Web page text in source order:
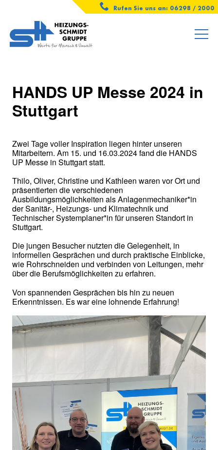
Rufen Sie uns an: 06298 / 2000
HANDS UP Messe 2024 in
Stuttgart
Zwei Tage voller Inspiration liegen hinter unseren
Mitarbeitern. Am 15. und 16.03.2024 fand die HANDS
UP Messe in Stuttgart statt.
Thilo, Oliver, Christine und Kathleen waren vor Ort und
präsentierten die verschiedenen
Ausbildungsmöglichkeiten als Anlagenmechaniker*in
der Sanitär-, Heizungs- und Klimatechnik und
Technischer Systemplaner*in für unseren Standort in
Stuttgart.
Die jungen Besucher nutzten die Gelegenheit, in
informellen Gesprächen und durch praktische Einblicke,
wie Rohrschneiden und verbinden von Leitungen, mehr
über die Berufsmöglichkeiten zu erfahren.
Von spannenden Gesprächen bis hin zu neuen
Erkenntnissen. Es war eine lohnende Erfahrung!